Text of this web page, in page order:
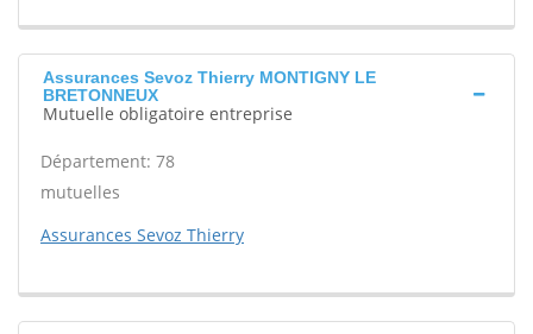
Assurances Sevoz Thierry MONTIGNY LE
BRETONNEUX
Mutuelle obligatoire entreprise
Département: 78
mutuelles
Assurances Sevoz Thierry